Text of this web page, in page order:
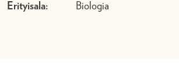
Erityisala: Biologia